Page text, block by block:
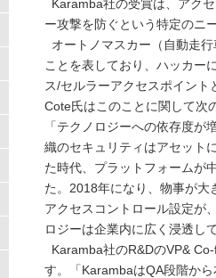
Karamba社の受賞は、アク
ー攻撃を防ぐという特定のニ
オートノマスカー（自動走
ことを表しており、ハッカー
ス/セルラーアクセスポイン
Cote氏はこのことに関して次
「テクノロジーへの依存度
織のセキュリティはアセット
た時代、プラットフォームが
た。2018年になり、物事が大
アクセスコントロール設定が
ロジーは企業内に広く浸透し
Karamba社のR&DのVP&
す。「KarambaはQA段階か